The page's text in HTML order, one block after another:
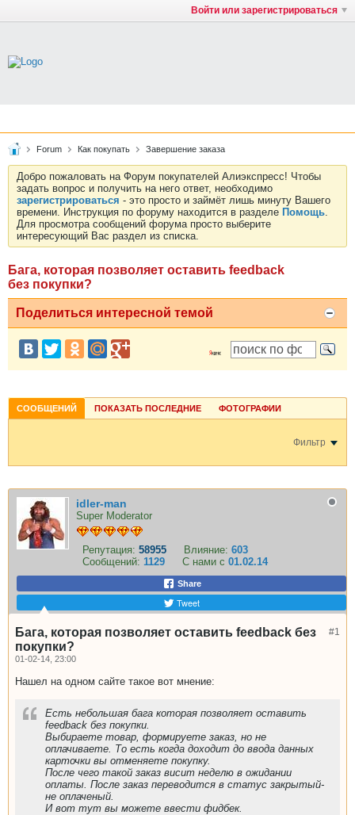
Войти или зарегистрироваться
Forum Как покупать Завершение заказа
Добро пожаловать на Форум покупателей Алиэкспресс! Чтобы
задать вопрос и получить на него ответ, необходимо
зарегистрироваться - это просто и займёт лишь минуту Вашего
времени. Инструкция по форуму находится в разделе Помощь.
Для просмотра сообщений форума просто выберите
интересующий Вас раздел из списка.
Бага, которая позволяет оставить feedback
без покупки?
Поделиться интересной темой
СООБЩЕНИЙ ПОКАЗАТЬ ПОСЛЕДНИЕ ФОТОГРАФИИ
Фильтр
idler-man
Super Moderator
Репутация: 58955 Влияние: 603
Сообщений: 1129 С нами с 01.02.14
Share
Tweet
#1
Бага, которая позволяет оставить feedback без
покупки?
01-02-14, 23:00
Нашел на одном сайте такое вот мнение:
Есть небольшая бага которая позволяет оставить
feedback без покупки.
Выбираете товар, формируете заказ, но не
оплачиваете. То есть когда доходит до ввода данных
карточки вы отменяете покупку.
После чего такой заказ висит неделю в ожидании
оплаты. После заказ переводится в статус закрытый-
не оплаченый.
И вот тут вы можете ввести фидбек.